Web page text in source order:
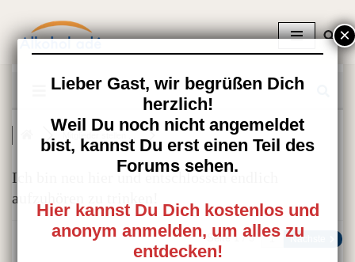
Zum
springen
Ich bin neu hier und entschlossen endlich
aufzuhören zu trinken!
Seite 1 / 3 Nächste
Lieber Gast, wir begrüßen Dich
herzlich!
Weil Du noch nicht angemeldet
bist, kannst Du erst einen Teil des
Forums sehen.
Hier kannst Du Dich kostenlos und
anonym anmelden, um alles zu
entdecken!